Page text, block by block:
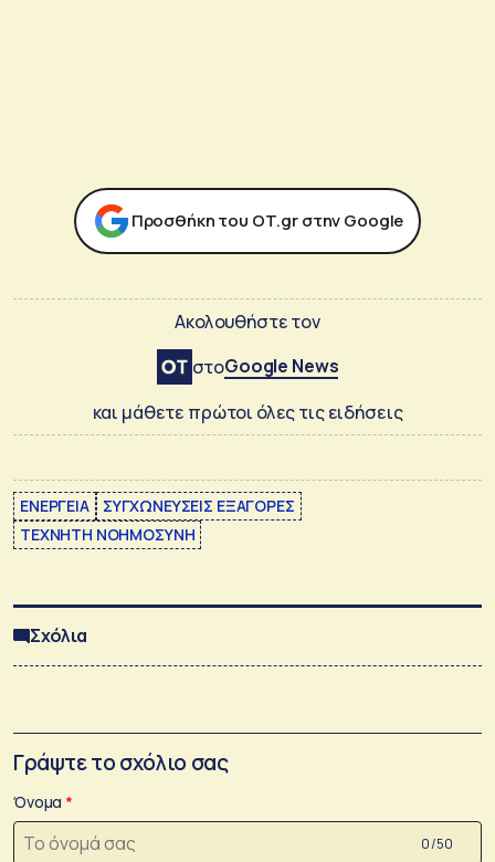
Προσθήκη του ΟΤ.gr στην Google
Ακολουθήστε τον
στοGoogle News
και μάθετε πρώτοι όλες τις ειδήσεις
ΕΝΕΡΓΕΙΑ
ΣΥΓΧΩΝΕΥΣΕΙΣ ΕΞΑΓΟΡΕΣ
ΤΕΧΝΗΤΗ ΝΟΗΜΟΣΥΝΗ
Σχόλια
Γράψτε το σχόλιο σας
Όνομα
0 /50